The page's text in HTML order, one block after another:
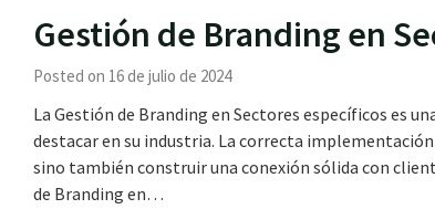
Gestión de Branding en
Posted on 16 de julio de 2024
La Gestión de Branding en Sectores específicos es
destacar en su industria. La correcta
sino también construir una conexión sólida con
de Branding en…